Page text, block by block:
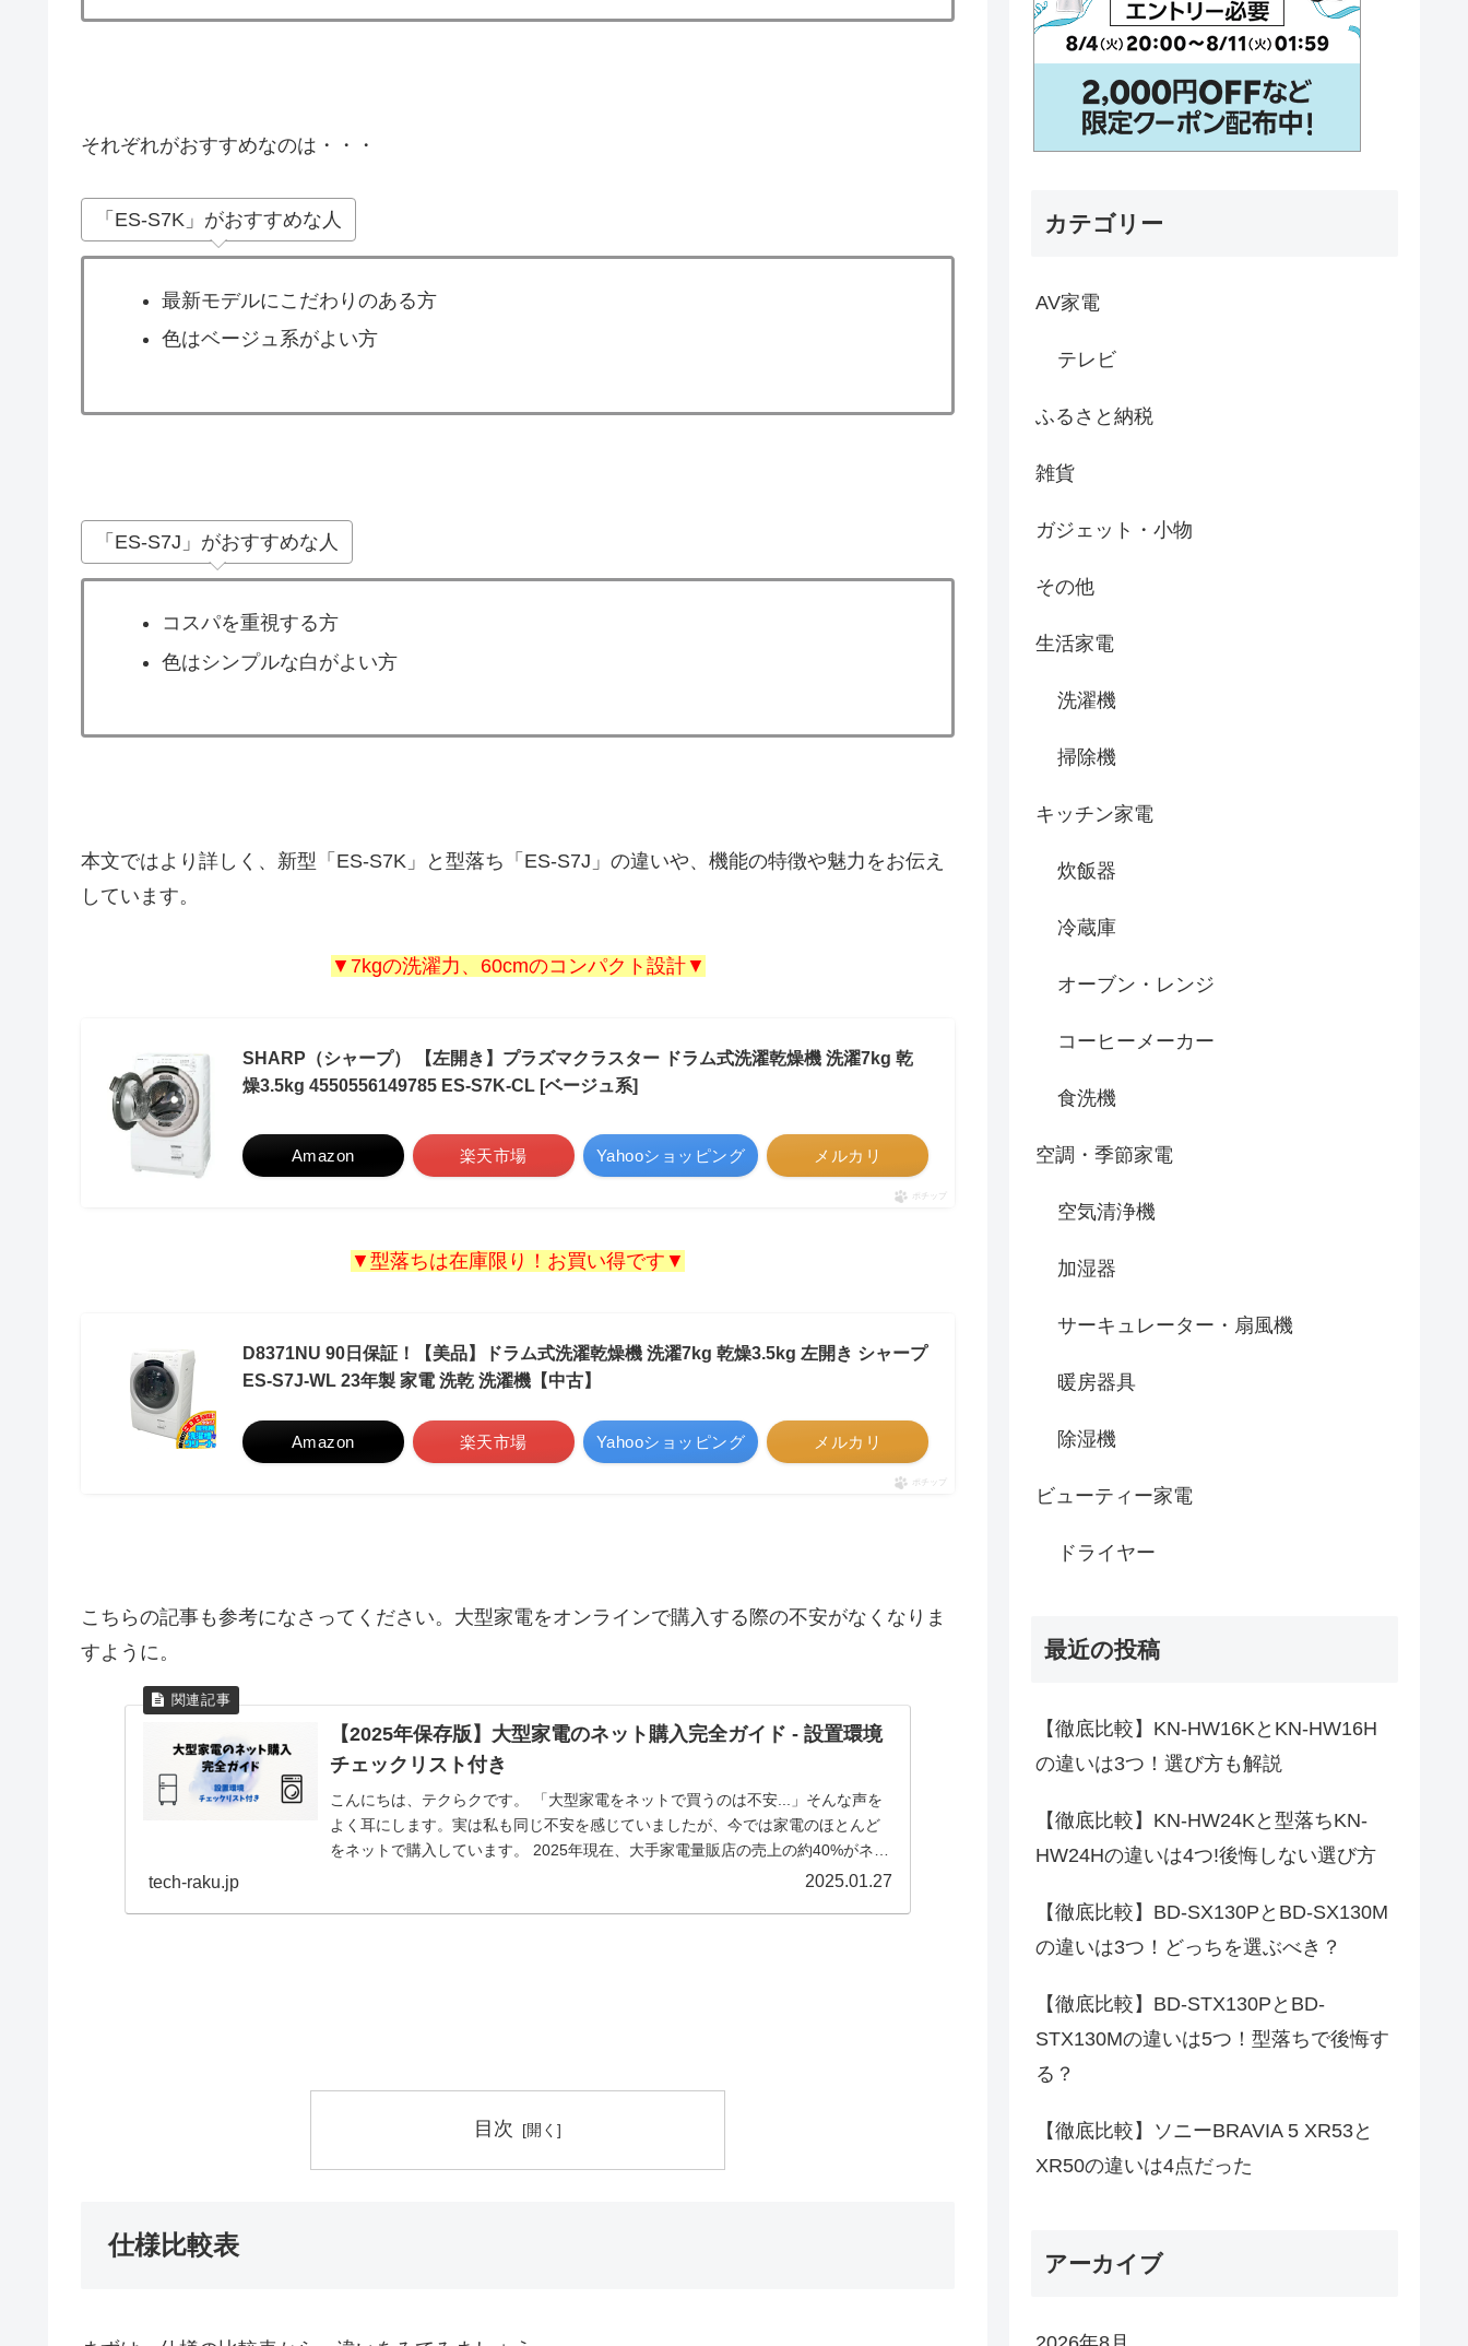
それぞれがおすすめなのは・・・
「ES-S7K」がおすすめな人
最新モデルにこだわりのある方
色はベージュ系がよい方
「ES-S7J」がおすすめな人
コスパを重視する方
色はシンプルな白がよい方
本文ではより詳しく、新型「ES-S7K」と型落ち「ES-S7J」の違いや、機能の特徴や魅力をお伝え
しています。
▼7kgの洗濯力、60cmのコンパクト設計▼
SHARP（シャープ） 【左開き】プラズマクラスター ドラム式洗濯乾燥機 洗濯7kg 乾
燥3.5kg 4550556149785 ES-S7K-CL [ベージュ系]
Amazon 楽天市場 Yahooショッピング メルカリ
ポチップ
▼型落ちは在庫限り！お買い得です▼
D8371NU 90日保証！【美品】ドラム式洗濯乾燥機 洗濯7kg 乾燥3.5kg 左開き シャープ
ES-S7J-WL 23年製 家電 洗乾 洗濯機【中古】
Amazon 楽天市場 Yahooショッピング メルカリ
ポチップ
こちらの記事も参考になさってください。大型家電をオンラインで購入する際の不安がなくなりま
すように。
【2025年保存版】大型家電のネット購入完全ガイド - 設置環境
チェックリスト付き
こんにちは、テクらクです。 「大型家電をネットで買うのは不安...」そんな声を
よく耳にします。実は私も同じ不安を感じていましたが、今では家電のほとんど
をネットで購入しています。 2025年現在、大手家電量販店の売上の約40%がネッ
tech-raku.jp 2025.01.27
目次
仕様比較表
カテゴリー
AV家電
テレビ
ふるさと納税
雑貨
ガジェット・小物
その他
生活家電
洗濯機
掃除機
キッチン家電
炊飯器
冷蔵庫
オーブン・レンジ
コーヒーメーカー
食洗機
空調・季節家電
空気清浄機
加湿器
サーキュレーター・扇風機
暖房器具
除湿機
ビューティー家電
ドライヤー
最近の投稿
【徹底比較】KN-HW16KとKN-HW16H
の違いは3つ！選び方も解説
【徹底比較】KN-HW24Kと型落ちKN-
HW24Hの違いは4つ!後悔しない選び方
【徹底比較】BD-SX130PとBD-SX130M
の違いは3つ！どっちを選ぶべき？
【徹底比較】BD-STX130PとBD-
STX130Mの違いは5つ！型落ちで後悔す
る？
【徹底比較】ソニーBRAVIA 5 XR53と
XR50の違いは4点だった
アーカイブ